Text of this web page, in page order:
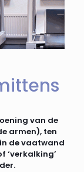
van de
armen), ten
de vaatwand
‘verkalking’